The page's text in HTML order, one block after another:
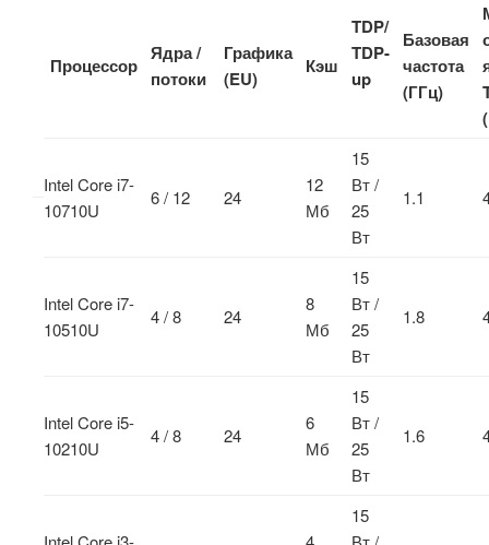
Процессор
Ядра /
потоки
Графика
(EU)
Кэш
TDP/
TDP-
up
Базовая
частота
(ГГц)
Intel Core i7-
10710U
6 / 12 24
12
Мб
15
Вт /
25
Вт
1.1
Intel Core i7-
10510U
4 / 8 24
8
Мб
15
Вт /
25
Вт
1.8
Intel Core i5-
10210U
4 / 8 24
6
Мб
15
Вт /
25
Вт
1.6
15